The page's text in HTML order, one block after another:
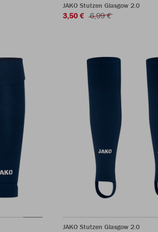
JAKO Stutzen Glasgow 2.0
3,50 € 6,99 €
JAKO Stutzen Glasgow 2.0